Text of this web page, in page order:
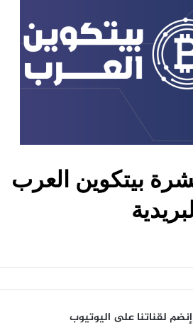
إنضم لقناتنا على اليوتيوب